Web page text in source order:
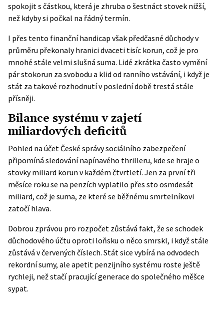
spokojit s částkou, která je zhruba o šestnáct stovek nižší,
než kdyby si počkal na řádný termín.
I přes tento finanční handicap však předčasné důchody v
průměru překonaly hranici dvaceti tisíc korun, což je pro
mnohé stále velmi slušná suma. Lidé zkrátka často vymění
pár stokorun za svobodu a klid od ranního vstávání, i když je
stát za takové rozhodnutí v poslední době trestá stále
přísněji.
Bilance systému v zajetí
miliardových deficitů
Pohled na účet České správy sociálního zabezpečení
připomíná sledování napínavého thrilleru, kde se hraje o
stovky miliard korun v každém čtvrtletí. Jen za první tři
měsíce roku se na penzích vyplatilo přes sto osmdesát
miliard, což je suma, ze které se běžnému smrtelníkovi
zatočí hlava.
Dobrou zprávou pro rozpočet zůstává fakt, že se schodek
důchodového účtu oproti loňsku o něco smrskl, i když stále
zůstává v červených číslech. Stát sice vybírá na odvodech
rekordní sumy, ale apetit penzijního systému roste ještě
rychleji, než stačí pracující generace do společného měšce
sypat.